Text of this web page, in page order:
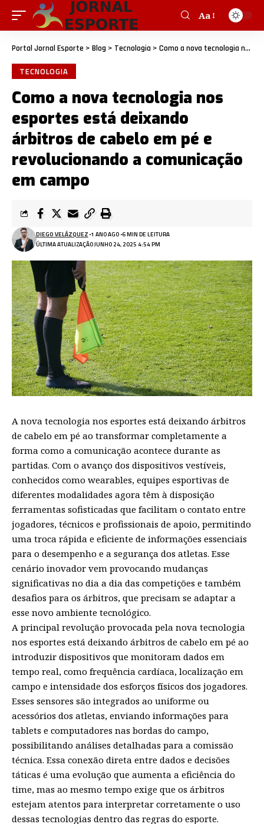
Aa
Portal Jornal Esporte > Blog > Tecnologia > Como a nova tecnologia nos esportes está deixando árbitros de cabelo em pé e revolucionando a comunicação em campo
TECNOLOGIA
Como a nova tecnologia nos
esportes está deixando
árbitros de cabelo em pé e
revolucionando a comunicação
em campo
ÚLTIMA ATUALIZAÇÃO JUNHO 24, 2025 4:54 PM
DIEGO VELÁZQUEZ 1 ANO AGO 6 MIN DE LEITURA
A nova tecnologia nos esportes está deixando árbitros
de cabelo em pé ao transformar completamente a
forma como a comunicação acontece durante as
partidas. Com o avanço dos dispositivos vestíveis,
conhecidos como wearables, equipes esportivas de
diferentes modalidades agora têm à disposição
ferramentas sofisticadas que facilitam o contato entre
jogadores, técnicos e profissionais de apoio, permitindo
uma troca rápida e eficiente de informações essenciais
para o desempenho e a segurança dos atletas. Esse
cenário inovador vem provocando mudanças
significativas no dia a dia das competições e também
desafios para os árbitros, que precisam se adaptar a
esse novo ambiente tecnológico.
A principal revolução provocada pela nova tecnologia
nos esportes está deixando árbitros de cabelo em pé ao
introduzir dispositivos que monitoram dados em
tempo real, como frequência cardíaca, localização em
campo e intensidade dos esforços físicos dos jogadores.
Esses sensores são integrados ao uniforme ou
acessórios dos atletas, enviando informações para
tablets e computadores nas bordas do campo,
possibilitando análises detalhadas para a comissão
técnica. Essa conexão direta entre dados e decisões
táticas é uma evolução que aumenta a eficiência do
time, mas ao mesmo tempo exige que os árbitros
estejam atentos para interpretar corretamente o uso
dessas tecnologias dentro das regras do esporte.